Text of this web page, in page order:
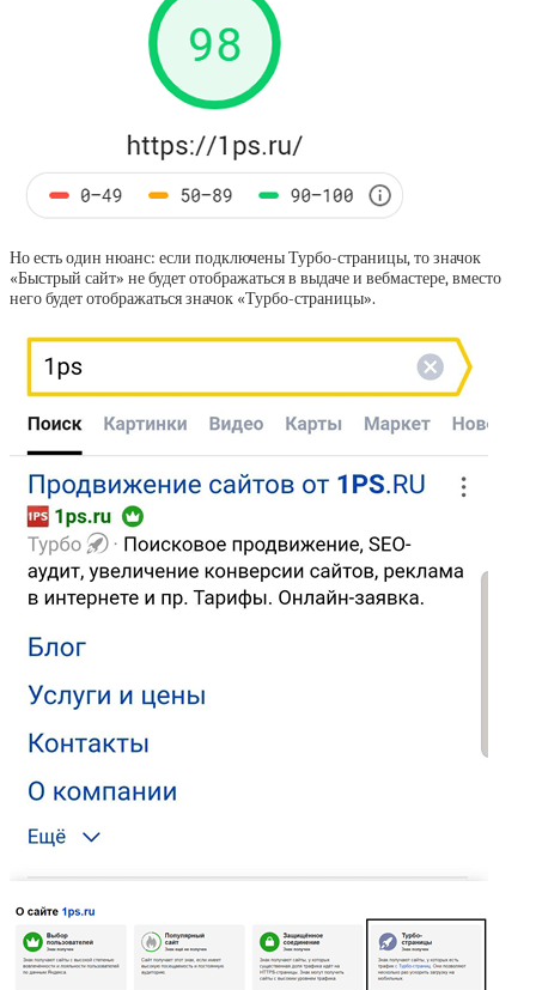
Но есть один нюанс: если подключены Турбо-страницы, то значок
«Быстрый сайт» не будет отображаться в выдаче и вебмастере, вместо
него будет отображаться значок «Турбо-страницы».